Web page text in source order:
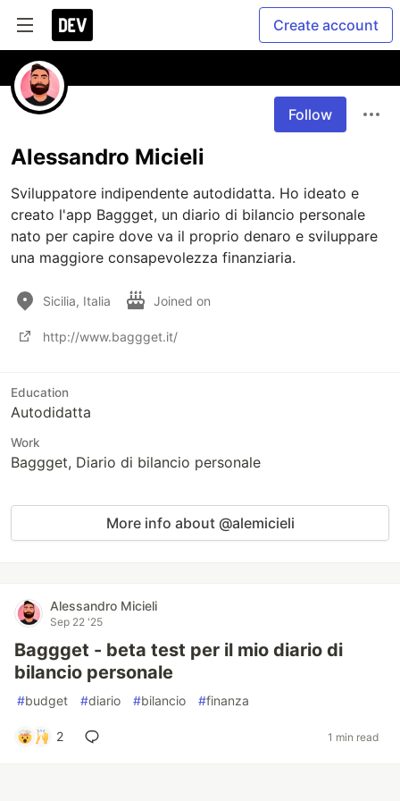
Create account
Follow
Alessandro Micieli
Sviluppatore indipendente autodidatta. Ho ideato e
creato l'app Baggget, un diario di bilancio personale
nato per capire dove va il proprio denaro e sviluppare
una maggiore consapevolezza finanziaria.
Sicilia, Italia Joined on
http://www.baggget.it/
Education
Autodidatta
Work
Baggget, Diario di bilancio personale
More info about @alemicieli
Alessandro Micieli
Sep 22 '25
Baggget - beta test per il mio diario di
bilancio personale
#budget #diario #bilancio #finanza
2 1 min read